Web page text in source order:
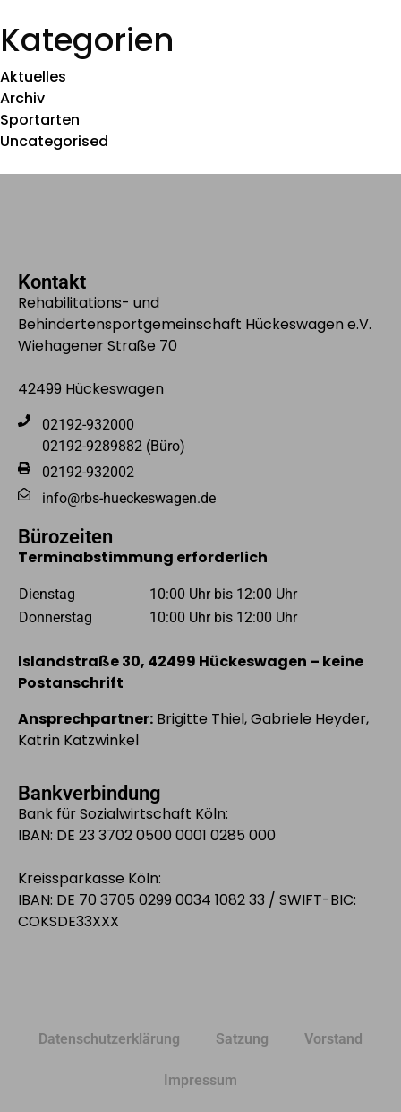
Kategorien
Aktuelles
Archiv
Sportarten
Uncategorised
Kontakt
Rehabilitations- und
Behindertensportgemeinschaft Hückeswagen e.V.
Wiehagener Straße 70
42499 Hückeswagen
02192-932000
02192-9289882 (Büro)
02192-932002
info@rbs-hueckeswagen.de
Bürozeiten
Terminabstimmung erforderlich
Dienstag
10:00 Uhr bis 12:00 Uhr
Donnerstag
10:00 Uhr bis 12:00 Uhr
Islandstraße 30, 42499 Hückeswagen – keine
Postanschrift
Ansprechpartner: Brigitte Thiel, Gabriele Heyder,
Katrin Katzwinkel
Bankverbindung
Bank für Sozialwirtschaft Köln:
IBAN: DE 23 3702 0500 0001 0285 000
Kreissparkasse Köln:
IBAN: DE 70 3705 0299 0034 1082 33 / SWIFT-BIC:
COKSDE33XXX
Datenschutzerklärung Satzung Vorstand
Impressum